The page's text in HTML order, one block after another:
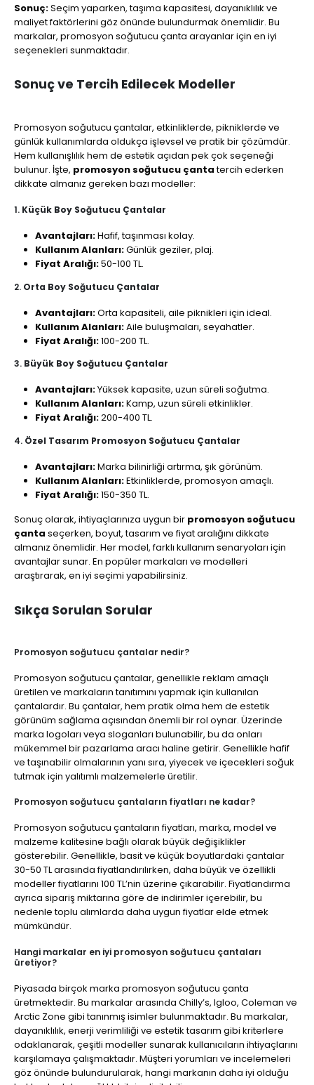
Sonuç:Seçim yaparken, taşıma kapasitesi, dayanıklılık ve
maliyet faktörlerini göz önünde bulundurmak önemlidir. Bu
markalar, promosyon soğutucu çanta arayanlar için en iyi
seçenekleri sunmaktadır.
Sonuç ve Tercih Edilecek Modeller
Promosyon soğutucu çantalar, etkinliklerde, pikniklerde ve
günlük kullanımlarda oldukça işlevsel ve pratik bir çözümdür.
Hem kullanışlılık hem de estetik açıdan pek çok seçeneği
bulunur. İşte, promosyon soğutucu çantatercih ederken
dikkate almanız gereken bazı modeller:
1. Küçük Boy Soğutucu Çantalar
Avantajları:Hafif, taşınması kolay.
Kullanım Alanları:Günlük geziler, plaj.
Fiyat Aralığı:50-100 TL.
2. Orta Boy Soğutucu Çantalar
Avantajları:Orta kapasiteli, aile piknikleri için ideal.
Kullanım Alanları:Aile buluşmaları, seyahatler.
Fiyat Aralığı:100-200 TL.
3. Büyük Boy Soğutucu Çantalar
Avantajları:Yüksek kapasite, uzun süreli soğutma.
Kullanım Alanları:Kamp, uzun süreli etkinlikler.
Fiyat Aralığı:200-400 TL.
4. Özel Tasarım Promosyon Soğutucu Çantalar
Avantajları:Marka bilinirliği artırma, şık görünüm.
Kullanım Alanları:Etkinliklerde, promosyon amaçlı.
Fiyat Aralığı:150-350 TL.
Sonuç olarak, ihtiyaçlarınıza uygun bir promosyon soğutucu
çanta seçerken, boyut, tasarım ve fiyat aralığını dikkate
almanız önemlidir. Her model, farklı kullanım senaryoları için
avantajlar sunar. En popüler markaları ve modelleri
araştırarak, en iyi seçimi yapabilirsiniz.
Sıkça Sorulan Sorular
Promosyon soğutucu çantalar nedir?
Promosyon soğutucu çantalar, genellikle reklam amaçlı
üretilen ve markaların tanıtımını yapmak için kullanılan
çantalardır. Bu çantalar, hem pratik olma hem de estetik
görünüm sağlama açısından önemli bir rol oynar. Üzerinde
marka logoları veya sloganları bulunabilir, bu da onları
mükemmel bir pazarlama aracı haline getirir. Genellikle hafif
ve taşınabilir olmalarının yanı sıra, yiyecek ve içecekleri soğuk
tutmak için yalıtımlı malzemelerle üretilir.
Promosyon soğutucu çantaların fiyatları ne kadar?
Promosyon soğutucu çantaların fiyatları, marka, model ve
malzeme kalitesine bağlı olarak büyük değişiklikler
gösterebilir. Genellikle, basit ve küçük boyutlardaki çantalar
30-50 TL arasında fiyatlandırılırken, daha büyük ve özellikli
modeller fiyatlarını 100 TL’nin üzerine çıkarabilir. Fiyatlandırma
ayrıca sipariş miktarına göre de indirimler içerebilir, bu
nedenle toplu alımlarda daha uygun fiyatlar elde etmek
mümkündür.
Hangi markalar en iyi promosyon soğutucu çantaları
üretiyor?
Piyasada birçok marka promosyon soğutucu çanta
üretmektedir. Bu markalar arasında Chilly’s, Igloo, Coleman ve
Arctic Zone gibi tanınmış isimler bulunmaktadır. Bu markalar,
dayanıklılık, enerji verimliliği ve estetik tasarım gibi kriterlere
odaklanarak, çeşitli modeller sunarak kullanıcıların ihtiyaçlarını
karşılamaya çalışmaktadır. Müşteri yorumları ve incelemeleri
göz önünde bulundurularak, hangi markanın daha iyi olduğu